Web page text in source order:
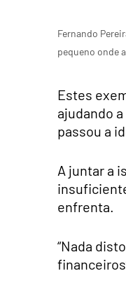
Fernando
pequeno onde
Estes
ajudando
passou a
A juntar a
enfrenta.
“Nada